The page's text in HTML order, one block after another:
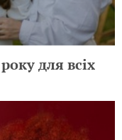
для всіх